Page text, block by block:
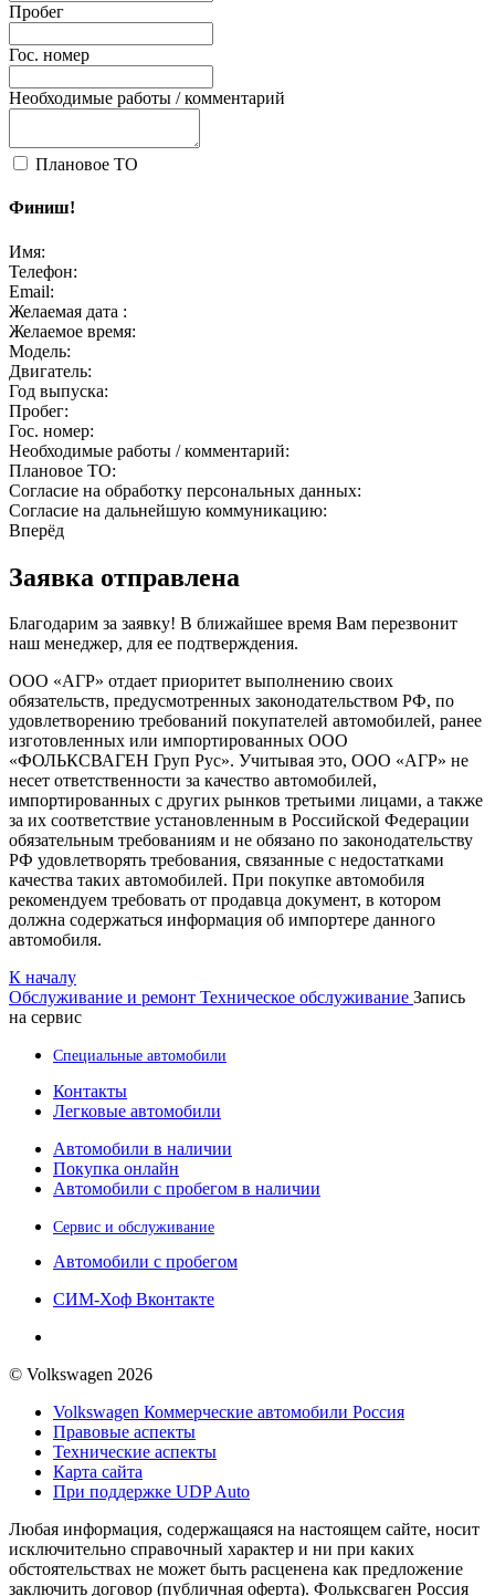
Пробег
Гос. номер
Необходимые работы / комментарий
Плановое ТО
Финиш!
Имя:
Телефон:
Email:
Желаемая дата :
Желаемое время:
Модель:
Двигатель:
Год выпуска:
Пробег:
Гос. номер:
Необходимые работы / комментарий:
Плановое ТО:
Согласие на обработку персональных данных:
Согласие на дальнейшую коммуникацию:
Вперёд
Заявка отправлена
Благодарим за заявку! В ближайшее время Вам перезвонит
наш менеджер, для ее подтверждения.
ООО «АГР» отдает приоритет выполнению своих
обязательств, предусмотренных законодательством РФ, по
удовлетворению требований покупателей автомобилей, ранее
изготовленных или импортированных ООО
«ФОЛЬКСВАГЕН Груп Рус». Учитывая это, ООО «АГР» не
несет ответственности за качество автомобилей,
импортированных с других рынков третьими лицами, а также
за их соответствие установленным в Российской Федерации
обязательным требованиям и не обязано по законодательству
РФ удовлетворять требования, связанные с недостатками
качества таких автомобилей. При покупке автомобиля
рекомендуем требовать от продавца документ, в котором
должна содержаться информация об импортере данного
автомобиля.
К началу
Обслуживание и ремонт Техническое обслуживание Запись
на сервис
Специальные автомобили
Контакты
Легковые автомобили
Автомобили в наличии
Покупка онлайн
Автомобили с пробегом в наличии
Сервис и обслуживание
Автомобили с пробегом
СИМ-Хоф Вконтакте
© Volkswagen 2026
Volkswagen Коммерческие автомобили Россия
Правовые аспекты
Технические аспекты
Карта сайта
При поддержке UDP Auto
Любая информация, содержащаяся на настоящем сайте, носит
исключительно справочный характер и ни при каких
обстоятельствах не может быть расценена как предложение
заключить договор (публичная оферта). Фольксваген Россия